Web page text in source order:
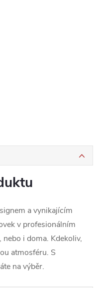
a vynikajícím
v profesionálním
i doma. Kdekoliv,
atmosféru. S
na výběr.